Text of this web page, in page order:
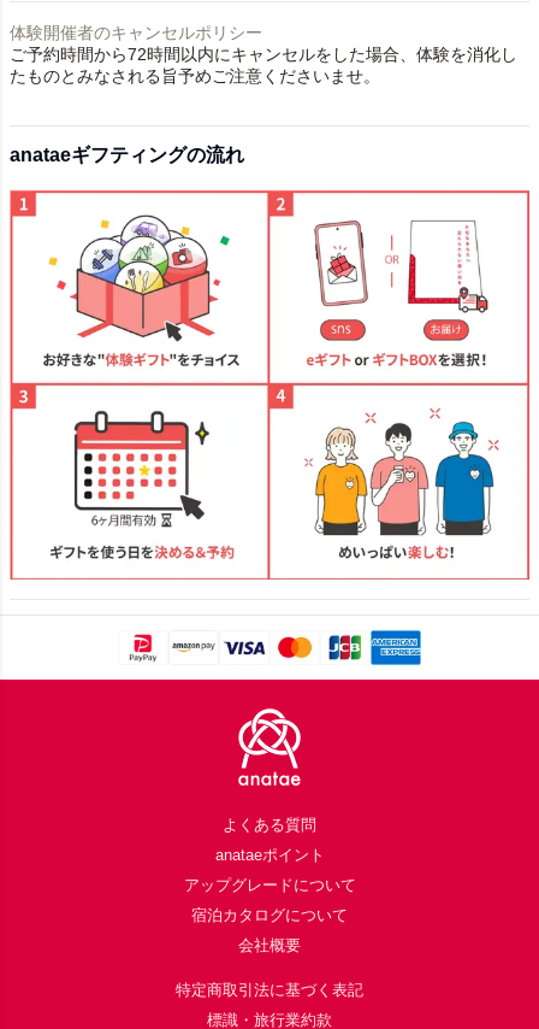
体験開催者のキャンセルポリシー
ご予約時間から72時間以内にキャンセルをした場合、体験を消化し
たものとみなされる旨予めご注意くださいませ。
anataeギフティングの流れ
よくある質問
anataeポイント
アップグレードについて
宿泊カタログについて
会社概要
特定商取引法に基づく表記
標識・旅行業約款